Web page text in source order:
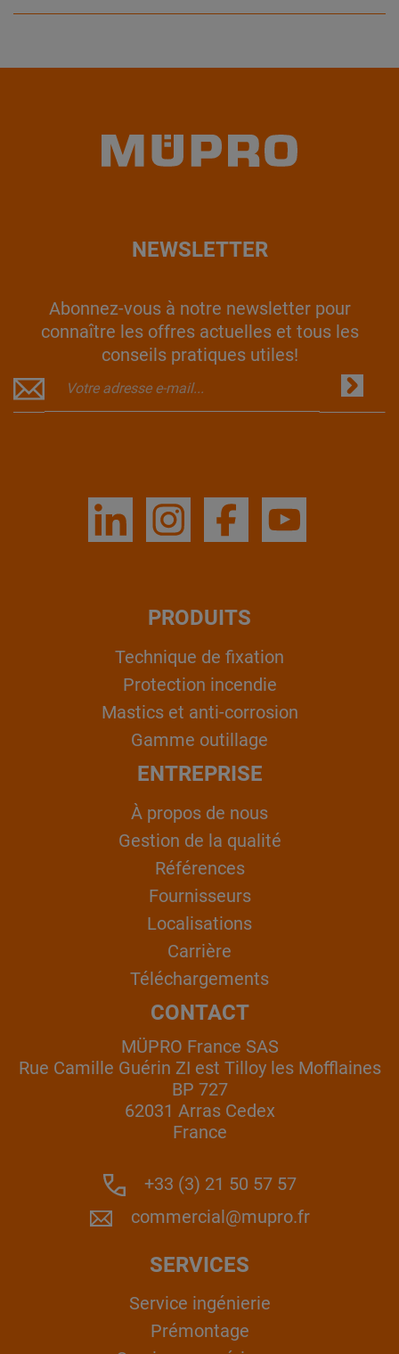
NEWSLETTER
Abonnez-vous à notre newsletter pour
connaître les offres actuelles et tous les
conseils pratiques utiles!
PRODUITS
Technique de fixation
Protection incendie
Mastics et anti-corrosion
Gamme outillage
ENTREPRISE
À propos de nous
Gestion de la qualité
Références
Fournisseurs
Localisations
Carrière
Téléchargements
CONTACT
MÜPRO France SAS
Rue Camille Guérin ZI est Tilloy les Mofflaines
BP 727
62031 Arras Cedex
France
+33 (3) 21 50 57 57
commercial@mupro.fr
SERVICES
Service ingénierie
Prémontage